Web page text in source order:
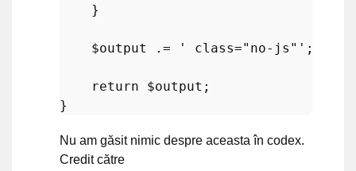
    }
$output .= ' class="no-js"' ;
return $output ;
Nu am găsit nimic despre aceasta în codex.
Credit către